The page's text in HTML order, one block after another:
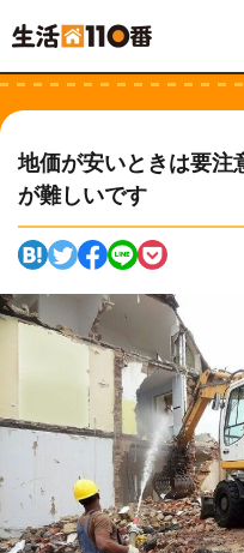
地価が安いときは要注
が難しいです